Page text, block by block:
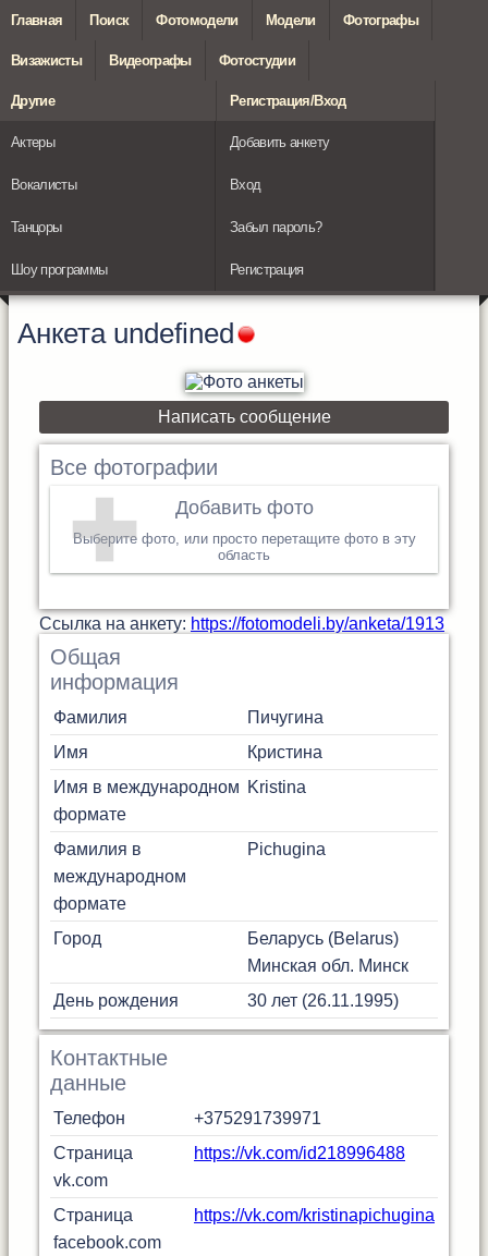
Главная Поиск Фотомодели Модели Фотографы
Визажисты Видеографы Фотостудии
Другие
Актеры
Вокалисты
Танцоры
Шоу программы
Регистрация/Вход
Добавить анкету
Вход
Забыл пароль?
Регистрация
Анкета undefined
Написать сообщение
Все фотографии
Добавить фото
Выберите фото, или просто перетащите фото в эту
область
Cсылка на анкету: https://fotomodeli.by/anketa/1913
Общая
информация
Фамилия
Пичугина
Имя
Кристина
Имя в международном
формате
Kristina
Фамилия в
международном
формате
Pichugina
Город
Беларусь (Belarus)
Минская обл. Минск
День рождения
30 лет (26.11.1995)
Контактные
данные
Телефон
+375291739971
Страница
vk.com
https://vk.com/id218996488
Страница
facebook.com
https://vk.com/kristinapichugina